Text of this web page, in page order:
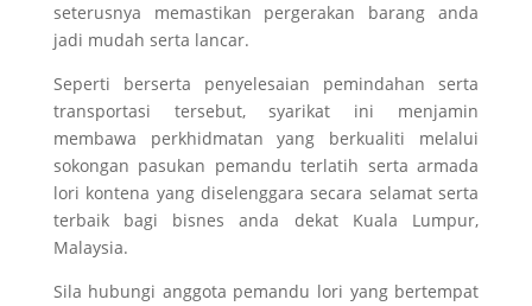
seterusnya memastikan pergerakan barang anda
jadi mudah serta lancar.
Seperti berserta penyelesaian pemindahan serta
transportasi tersebut, syarikat ini menjamin
membawa perkhidmatan yang berkualiti melalui
sokongan pasukan pemandu terlatih serta armada
lori kontena yang diselenggara secara selamat serta
terbaik bagi bisnes anda dekat Kuala Lumpur,
Malaysia.
Sila hubungi anggota pemandu lori yang bertempat